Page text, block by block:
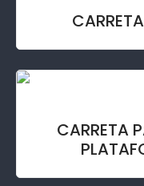
CARRETA